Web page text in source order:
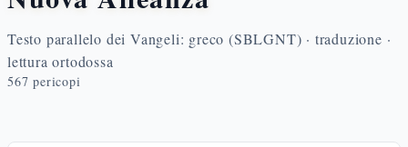
Testo parallelo dei Vangeli: greco (SBLGNT) · traduzione ·
lettura ortodossa
567 pericopi